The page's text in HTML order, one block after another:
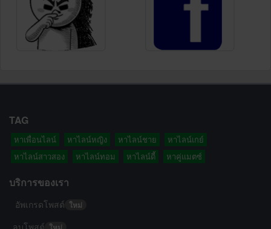
TAG
หาเพื่อนไลน์ หาไลน์หญิง หาไลน์ชาย
หาไลน์เกย์
หาไลน์สาวสอง
หาไลน์ทอม หาไลน์ดี้ หาคู่แมตซ์
บริการของเรา
อัพเกรดโพสต์ ใหม่
ลบโพสต์